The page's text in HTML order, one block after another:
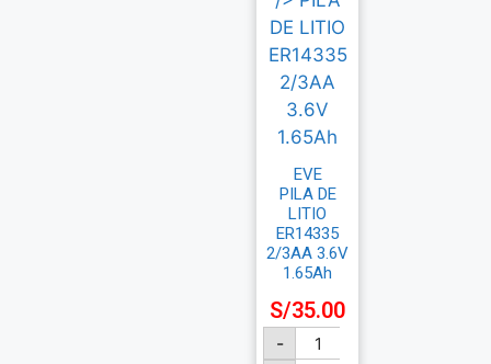
EVE
PILA DE
LITIO
ER14335
2/3AA 3.6V
1.65Ah
S/35.00
-